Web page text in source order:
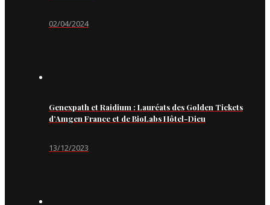
02/04/2024
Genexpath et Raidium : Lauréats des Golden Tickets
d’Amgen France et de BioLabs Hôtel-Dieu
13/12/2023